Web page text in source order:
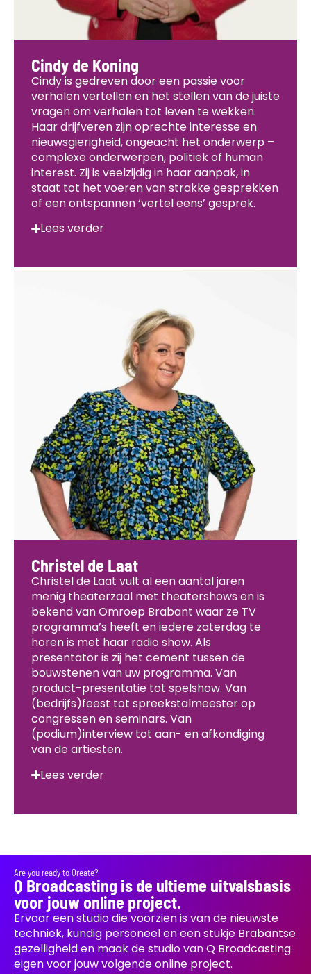
Cindy de Koning
Cindy is gedreven door een passie voor
verhalen vertellen en het stellen van de juiste
vragen om verhalen tot leven te wekken.
Haar drijfveren zijn oprechte interesse en
nieuwsgierigheid, ongeacht het onderwerp –
complexe onderwerpen, politiek of human
interest. Zij is veelzijdig in haar aanpak, in
staat tot het voeren van strakke gesprekken
of een ontspannen ‘vertel eens’ gesprek.
Lees verder
Christel de Laat ​​
Christel de Laat vult al een aantal jaren
menig theaterzaal met theatershows en is
bekend van Omroep Brabant waar ze TV
programma’s heeft en iedere zaterdag te
horen is met haar radio show. Als
presentator is zij het cement tussen de
bouwstenen van uw programma. Van
product-presentatie tot spelshow. Van
(bedrijfs)feest tot spreekstalmeester op
congressen en seminars. Van
(podium)interview tot aan- en afkondiging
van de artiesten.
Lees verder
Are you ready to Qreate?
Q Broadcasting is de ultieme uitvalsbasis
voor jouw online project.
Ervaar een studio die voorzien is van de nieuwste
techniek, kundig personeel en een stukje Brabantse
gezelligheid en maak de studio van Q Broadcasting
eigen voor jouw volgende online project.